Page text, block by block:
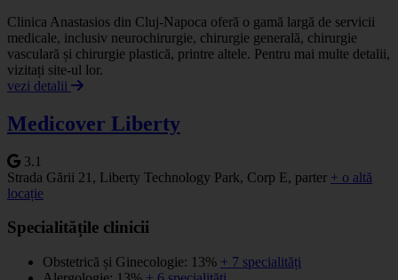
Clinica Anastasios din Cluj-Napoca oferă o gamă largă de servicii
medicale, inclusiv neurochirurgie, chirurgie generală, chirurgie
vasculară și chirurgie plastică, printre altele. Pentru mai multe detalii,
vizitați site-ul lor.
vezi detalii
Medicover Liberty
3.1
Strada Gării 21, Liberty Technology Park, Corp E, parter + o altă
locație
Specialitățile clinicii
Obstetrică și Ginecologie: 13% + 7 specialități